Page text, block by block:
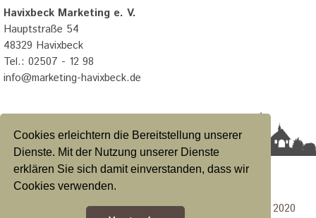
Cookies erleichtern die Bereitstellung unserer
Dienste. Mit der Nutzung unserer Dienste
erklären Sie sich damit einverstanden, dass wir
Cookies verwenden.
Havixbeck Marketing e. V.
Hauptstraße 54
48329 Havixbeck
Tel.: 02507 - 12 98
info@marketing-havixbeck.de
Konzeption & Design Calcanto Werbeagentur GmbH 2020
Datenschutzerklärung|Impressum|Satzung